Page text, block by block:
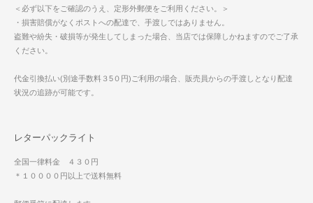
＜必ず以下をご確認のうえ、定形外郵便をご利用ください。＞
・損害賠償がなくポストへの配達で、手渡しではありません。
盗難や紛失・破損等が発生してしまった場合、当店では保障しかねますのでご了承
ください。
代金引換払い(別途手数料３5０円)ご利用の場合、販売員からの手渡しとなり配達
状況の追跡が可能です。
レターパックライト
全国一律料金 ４３０円
＊１００００円以上で送料無料